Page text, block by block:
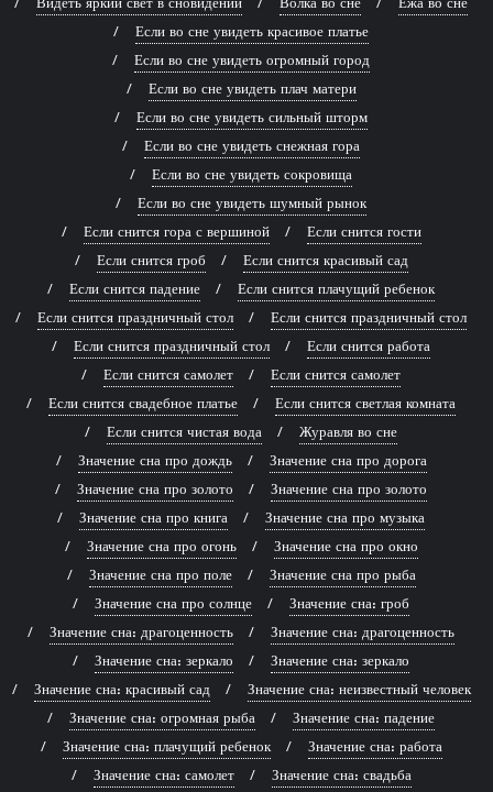
Если во сне увидеть красивое платье
Если во сне увидеть огромный город
Если во сне увидеть плач матери
Если во сне увидеть сильный шторм
Если во сне увидеть снежная гора
Если во сне увидеть сокровища
Если во сне увидеть шумный рынок
Если снится гора с вершиной
Если снится гости
Если снится гроб
Если снится красивый сад
Если снится падение
Если снится плачущий ребенок
Если снится праздничный стол
Если снится праздничный стол
Если снится праздничный стол
Если снится работа
Если снится самолет
Если снится самолет
Если снится свадебное платье
Если снится светлая комната
Если снится чистая вода
Журавля во сне
Значение сна про дождь
Значение сна про дорога
Значение сна про золото
Значение сна про золото
Значение сна про книга
Значение сна про музыка
Значение сна про огонь
Значение сна про окно
Значение сна про поле
Значение сна про рыба
Значение сна про солнце
Значение сна: гроб
Значение сна: драгоценность
Значение сна: драгоценность
Значение сна: зеркало
Значение сна: зеркало
Значение сна: красивый сад
Значение сна: неизвестный человек
Значение сна: огромная рыба
Значение сна: падение
Значение сна: плачущий ребенок
Значение сна: работа
Значение сна: самолет
Значение сна: свадьба